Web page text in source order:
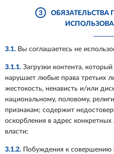
3
ОБЯЗАТЕЛЬСТВА
3.1. Вы соглашаетесь не
3.1.1. Загрузки контента,
нарушает любые права третьих
жестокость, ненависть и/или
национальному, половому,
признакам; содержит
оскорбления в адрес
власти;
3.1.2. Побуждения к совершению